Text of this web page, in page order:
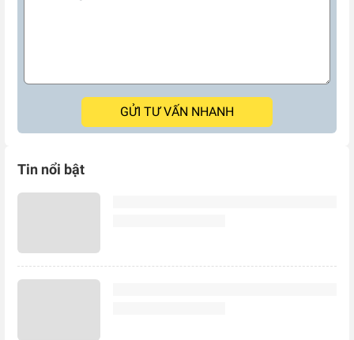
GỬI TƯ VẤN NHANH
Tin nổi bật